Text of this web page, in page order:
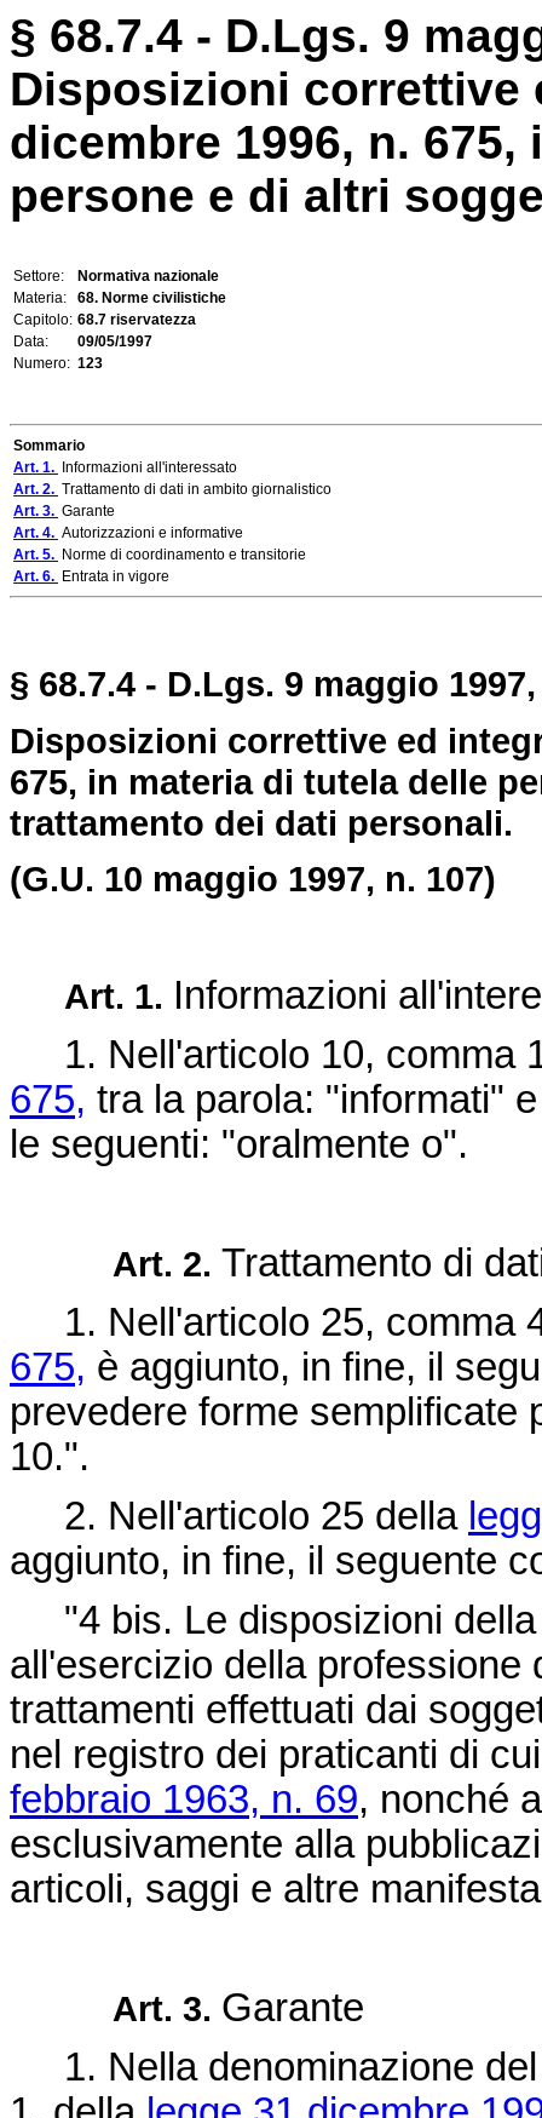
§ 68.7.4 - D.Lgs. 9
Disposizioni correttive
dicembre 1996, n.
persone e di altri
Settore:
Normativa nazionale
Materia:
68. Norme civilistiche
Capitolo: 68.7 riservatezza
Data:
09/05/1997
Numero: 123
Sommario
Art. 1.
Informazioni all'interessato
Art. 2. Trattamento di dati in ambito giornalistico
Art. 3. Garante
Art. 4. Autorizzazioni e informative
Art. 5. Norme di coordinamento e transitorie
Art. 6. Entrata in vigore
§ 68.7.4 - D.Lgs. 9 maggio
Disposizioni correttive ed
675, in materia di tutela delle
trattamento dei dati personali.
(G.U. 10 maggio 1997, n. 107)
Art. 1. Informazioni
1. Nell'articolo 10, comma
675, tra la parola: "informati"
le seguenti: "oralmente o".
Art. 2. Trattamento di
1. Nell'articolo 25, comma
675, è aggiunto, in fine, il
prevedere forme semplificate
10.".
2. Nell'articolo 25 della
aggiunto, in fine, il seguente
"4 bis. Le disposizioni della
all'esercizio della professione
trattamenti effettuati dai
nel registro dei praticanti di
febbraio 1963, n. 69, nonché
esclusivamente alla
articoli, saggi e altre
Art. 3. Garante
1. Nella denominazione del